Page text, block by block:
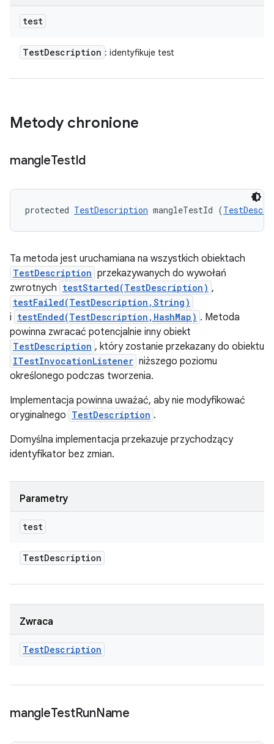
test
TestDescription : identyfikuje test
Metody chronione
mangleTestId
protected TestDescription mangleTestId (
Ta metoda jest uruchamiana na wszystkich obiektach
TestDescription przekazywanych do wywołań
zwrotnych testStarted(TestDescription) ,
testFailed(TestDescription,String)
i testEnded(TestDescription,HashMap) . Metoda
powinna zwracać potencjalnie inny obiekt
TestDescription , który zostanie przekazany do obiektu
ITestInvocationListener niższego poziomu
określonego podczas tworzenia.
Implementacja powinna uważać, aby nie modyfikować
oryginalnego TestDescription .
Domyślna implementacja przekazuje przychodzący
identyfikator bez zmian.
Parametry
test
TestDescription
Zwraca
TestDescription
mangleTestRunName